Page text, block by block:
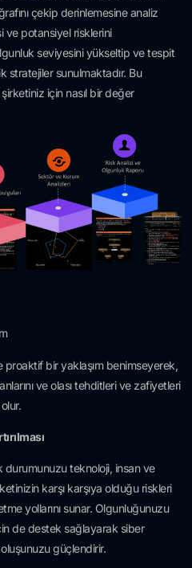
çekip derinlemesine analiz
ve potansiyel risklerini
seviyesini yükseltip ve tespit
stratejiler sunulmaktadır. Bu
için nasıl bir değer
proaktif bir yaklaşım benimseyerek,
ve olası tehditleri ve zafiyetleri
teknoloji, insan ve
karşı karşıya olduğu riskleri
yollarını sunar. Olgunluğunuzu
de destek sağlayarak siber
oluşunuzu güçlendirir.